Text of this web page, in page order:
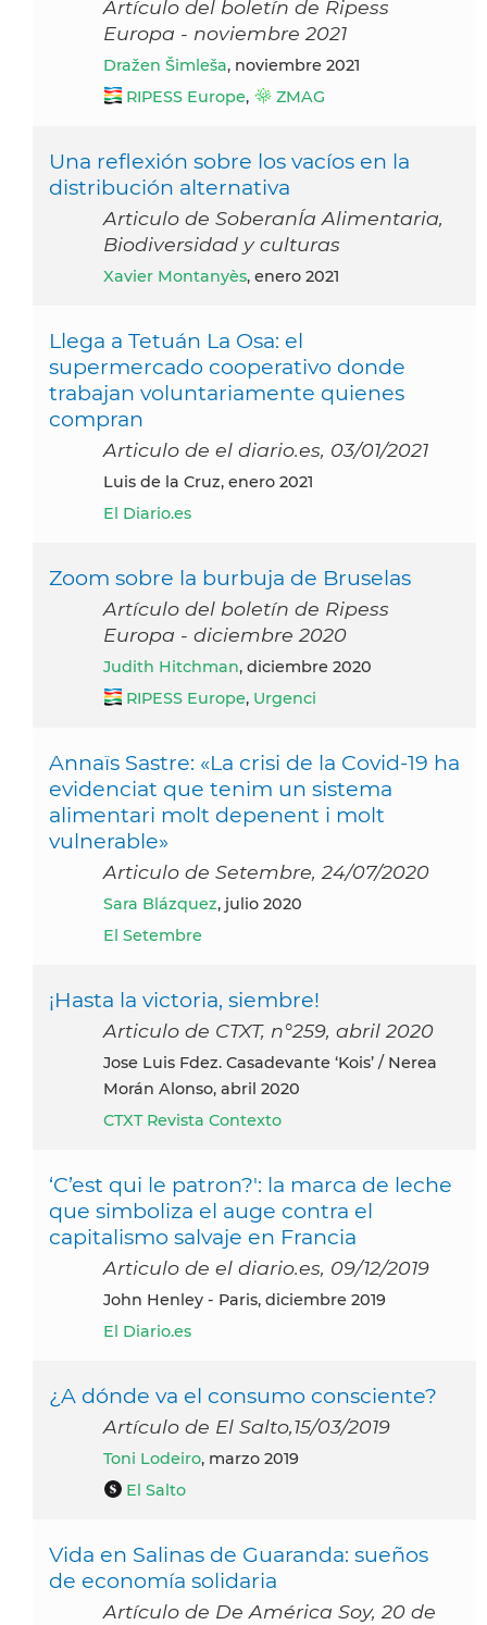
Artículo del boletín de Ripess
Europa - noviembre 2021
Dražen Šimleša, noviembre 2021
RIPESS Europe, ZMAG
Una reflexión sobre los vacíos en la
distribución alternativa
Articulo de SoberanÍa Alimentaria,
Biodiversidad y culturas
Xavier Montanyès, enero 2021
Llega a Tetuán La Osa: el
supermercado cooperativo donde
trabajan voluntariamente quienes
compran
Articulo de el diario.es, 03/01/2021
Luis de la Cruz, enero 2021
El Diario.es
Zoom sobre la burbuja de Bruselas
Artículo del boletín de Ripess
Europa - diciembre 2020
Judith Hitchman, diciembre 2020
RIPESS Europe, Urgenci
Annaïs Sastre: «La crisi de la Covid-19 ha
evidenciat que tenim un sistema
alimentari molt depenent i molt
vulnerable»
Articulo de Setembre, 24/07/2020
Sara Blázquez, julio 2020
El Setembre
¡Hasta la victoria, siembre!
Articulo de CTXT, n°259, abril 2020
Jose Luis Fdez. Casadevante ‘Kois’ / Nerea
Morán Alonso, abril 2020
CTXT Revista Contexto
‘C’est qui le patron?': la marca de leche
que simboliza el auge contra el
capitalismo salvaje en Francia
Articulo de el diario.es, 09/12/2019
John Henley - Paris, diciembre 2019
El Diario.es
¿A dónde va el consumo consciente?
Artículo de El Salto,15/03/2019
Toni Lodeiro, marzo 2019
El Salto
Vida en Salinas de Guaranda: sueños
de economía solidaria
Artículo de De América Soy, 20 de